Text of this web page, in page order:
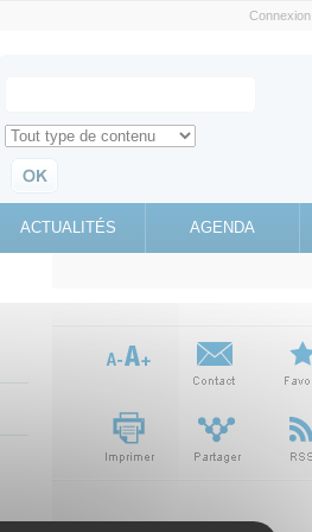
Connexion
Search for
Retrouvez toute l'information sur le site education.gouv.fr
ACTUALITÉS AGENDA